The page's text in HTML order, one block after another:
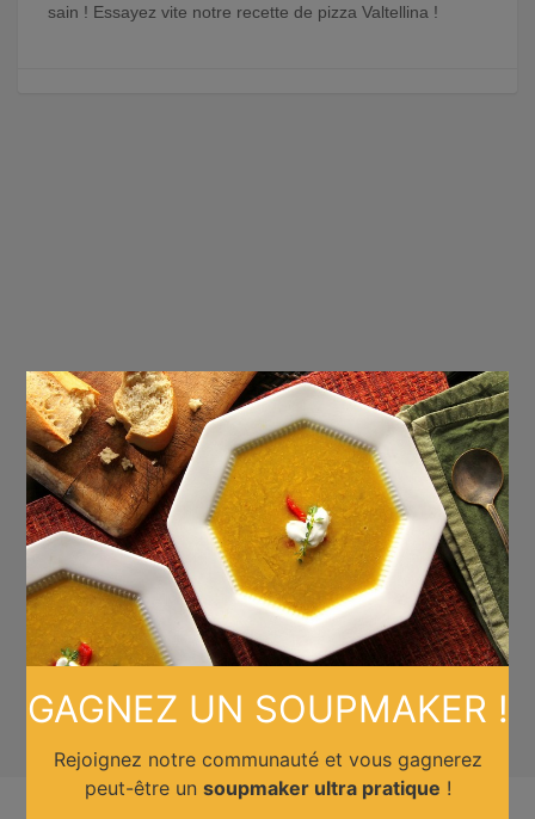
sain ! Essayez vite notre recette de pizza Valtellina !
GAGNEZ UN SOUPMAKER !
Rejoignez notre communauté et vous gagnerez
peut-être un soupmaker ultra pratique !
×